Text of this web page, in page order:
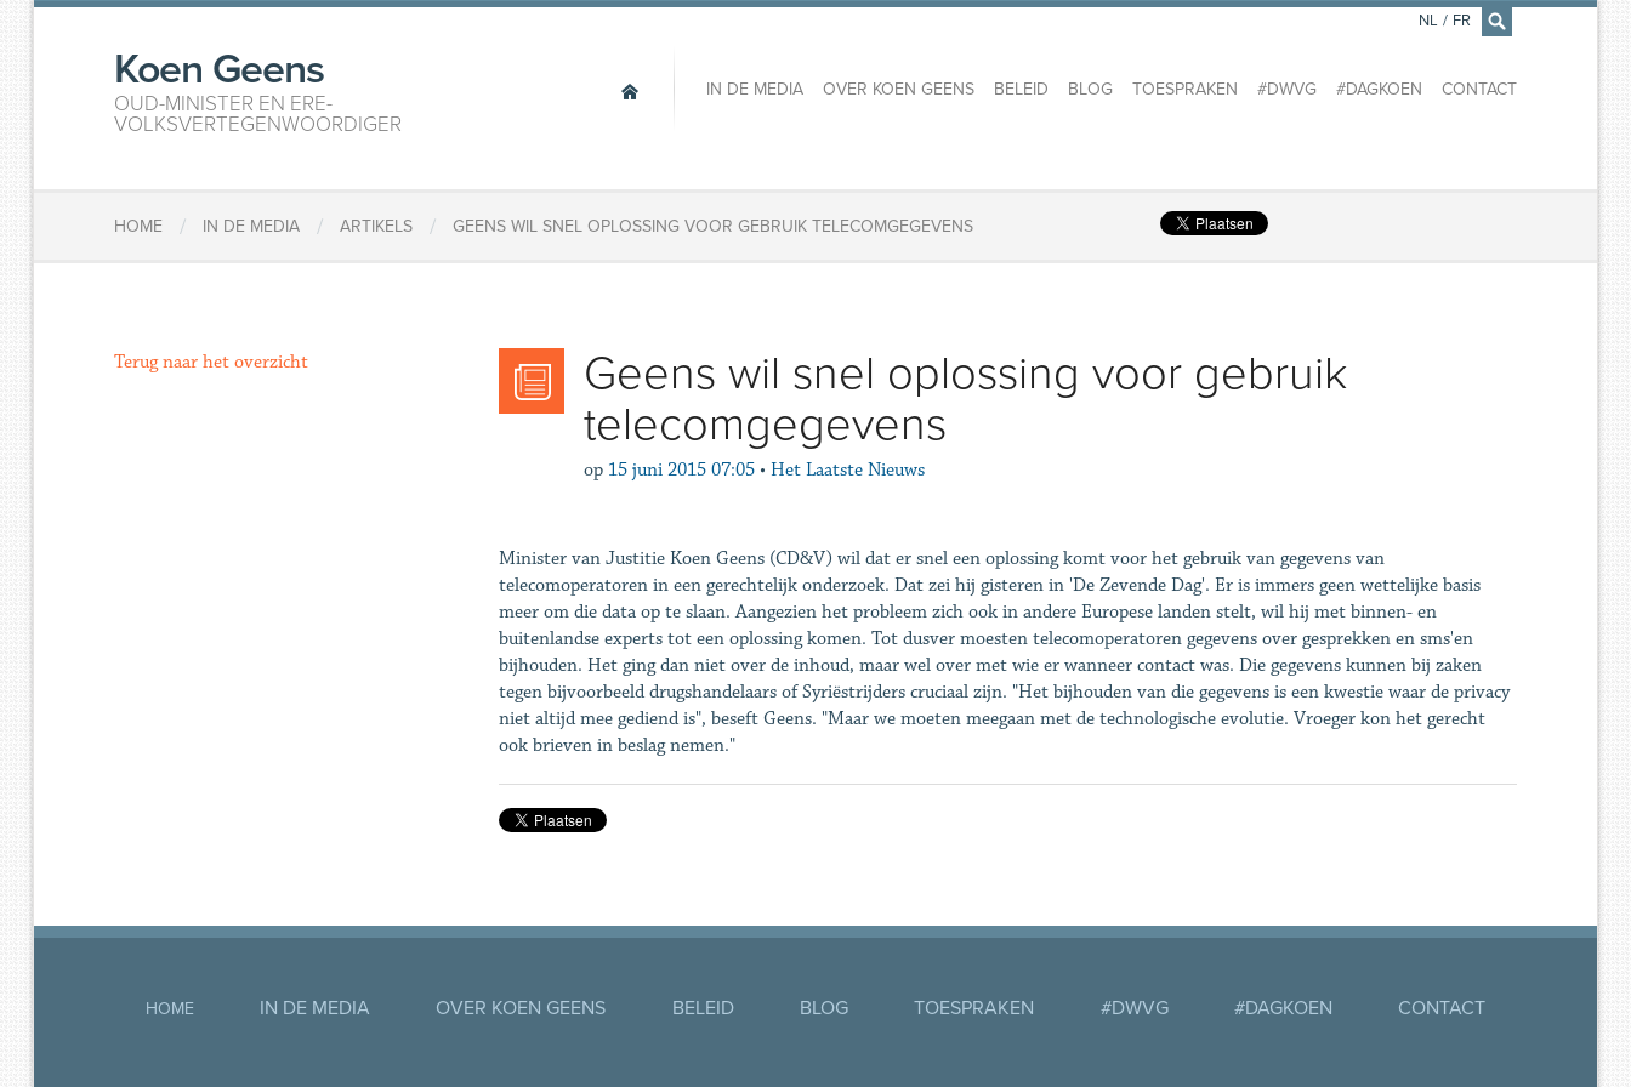
×
Koen Geens
OUD-MINISTER EN ERE-
VOLKSVERTEGENWOORDIGER
IN DE MEDIA OVER KOEN GEENS BELEID BLOG TOESPRAKEN #DWVG #DAGKOEN CONTACT
NL / FR
HOME / IN DE MEDIA / ARTIKELS / GEENS WIL SNEL OPLOSSING VOOR GEBRUIK TELECOMGEGEVENS
Geens wil snel oplossing voor gebruik
telecomgegevens
op 15 juni 2015 07:05 • Het Laatste Nieuws
Minister van Justitie Koen Geens (CD&V) wil dat er snel een oplossing komt voor het gebruik van gegevens van
telecomoperatoren in een gerechtelijk onderzoek. Dat zei hij gisteren in 'De Zevende Dag'. Er is immers geen wettelijke basis
meer om die data op te slaan. Aangezien het probleem zich ook in andere Europese landen stelt, wil hij met binnen- en
buitenlandse experts tot een oplossing komen. Tot dusver moesten telecomoperatoren gegevens over gesprekken en sms'en
bijhouden. Het ging dan niet over de inhoud, maar wel over met wie er wanneer contact was. Die gegevens kunnen bij zaken
tegen bijvoorbeeld drugshandelaars of Syriëstrijders cruciaal zijn. "Het bijhouden van die gegevens is een kwestie waar de privacy
niet altijd mee gediend is", beseft Geens. "Maar we moeten meegaan met de technologische evolutie. Vroeger kon het gerecht
ook brieven in beslag nemen."
Terug naar het overzicht
HOME IN DE MEDIA OVER KOEN GEENS BELEID BLOG TOESPRAKEN #DWVG #DAGKOEN CONTACT